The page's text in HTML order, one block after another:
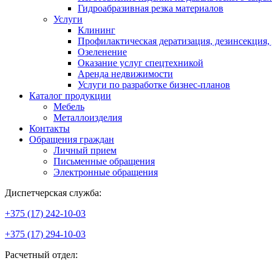
Гидроабразивная резка материалов
Услуги
Клининг
Профилактическая дератизация,
Озеленение
Оказание услуг спецтехникой
Аренда недвижимости
Услуги по разработке бизнес-планов
Каталог продукции
Мебель
Металлоизделия
Контакты
Обращения граждан
Личный прием
Письменные обращения
Электронные обращения
Диспетчерская служба:
+375 (17) 242-10-03
+375 (17) 294-10-03
Расчетный отдел: